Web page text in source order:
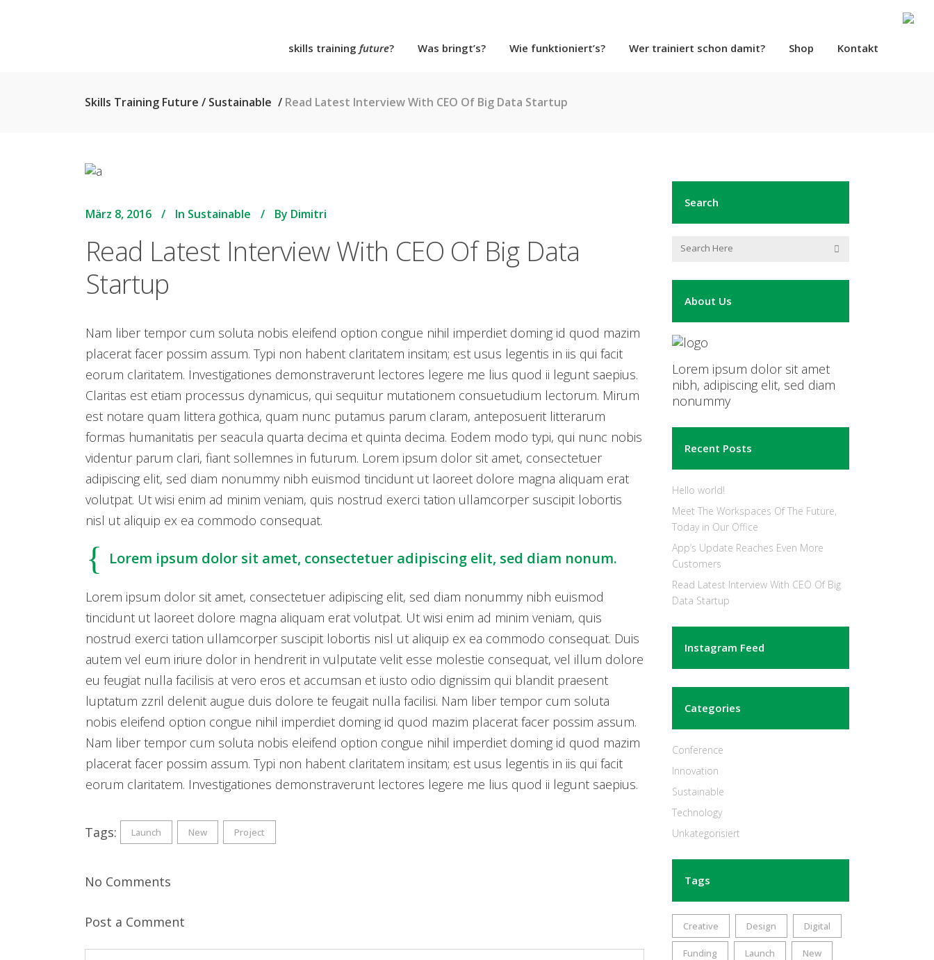
skills training future? Was bringt’s? Wie funktioniert’s? Wer trainiert schon damit? Shop Kontakt
Skills Training Future / Sustainable / Read Latest Interview With CEO Of Big Data Startup
März 8, 2016 In Sustainable By Dimitri
Read Latest Interview With CEO Of Big Data
Startup
Nam liber tempor cum soluta nobis eleifend option congue nihil imperdiet doming id quod mazim
placerat facer possim assum. Typi non habent claritatem insitam; est usus legentis in iis qui facit
eorum claritatem. Investigationes demonstraverunt lectores legere me lius quod ii legunt saepius.
Claritas est etiam processus dynamicus, qui sequitur mutationem consuetudium lectorum. Mirum
est notare quam littera gothica, quam nunc putamus parum claram, anteposuerit litterarum
formas humanitatis per seacula quarta decima et quinta decima. Eodem modo typi, qui nunc nobis
videntur parum clari, fiant sollemnes in futurum. Lorem ipsum dolor sit amet, consectetuer
adipiscing elit, sed diam nonummy nibh euismod tincidunt ut laoreet dolore magna aliquam erat
volutpat. Ut wisi enim ad minim veniam, quis nostrud exerci tation ullamcorper suscipit lobortis
nisl ut aliquip ex ea commodo consequat.
Lorem ipsum dolor sit amet, consectetuer adipiscing elit, sed diam nonum.
Lorem ipsum dolor sit amet, consectetuer adipiscing elit, sed diam nonummy nibh euismod
tincidunt ut laoreet dolore magna aliquam erat volutpat. Ut wisi enim ad minim veniam, quis
nostrud exerci tation ullamcorper suscipit lobortis nisl ut aliquip ex ea commodo consequat. Duis
autem vel eum iriure dolor in hendrerit in vulputate velit esse molestie consequat, vel illum dolore
eu feugiat nulla facilisis at vero eros et accumsan et iusto odio dignissim qui blandit praesent
luptatum zzril delenit augue duis dolore te feugait nulla facilisi. Nam liber tempor cum soluta
nobis eleifend option congue nihil imperdiet doming id quod mazim placerat facer possim assum.
Nam liber tempor cum soluta nobis eleifend option congue nihil imperdiet doming id quod mazim
placerat facer possim assum. Typi non habent claritatem insitam; est usus legentis in iis qui facit
eorum claritatem. Investigationes demonstraverunt lectores legere me lius quod ii legunt saepius.
Tags: Launch New Project
No Comments
Post a Comment
Search
About Us
Lorem ipsum dolor sit amet
nibh, adipiscing elit, sed diam
nonummy
Recent Posts
Hello world!
Meet The Workspaces Of The Future,
Today in Our Office
App’s Update Reaches Even More
Customers
Read Latest Interview With CEO Of Big
Data Startup
Instagram Feed
Categories
Conference
Innovation
Sustainable
Technology
Unkategorisiert
Tags
Creative Design Digital
Funding Launch New